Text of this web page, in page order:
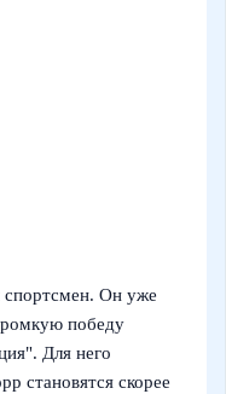
спортсмен. Он уже
победу
Для него
становятся скорее